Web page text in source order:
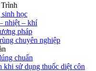
học
nhiệt – khí
pháp
chuyên nghiệp
chuẩn
khi sử dụng thuốc diệt côn